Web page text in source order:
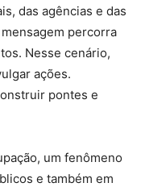
das agências e das
percorra
Nesse cenário,
ações.
pontes e
um fenômeno
e também em